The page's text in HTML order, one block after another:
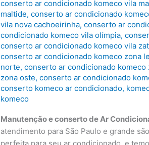
conserto ar condicionado komeco vila
maltide,conserto ar condicionado
vila nova cachoeirinha,conserto ar
condicionado komeco vila olímpia,
conserto ar condicionado komeco vila
conserto ar condicionado komeco zona
norte,conserto ar condicionado komeco
zona oste,conserto ar condicionado
conserto komeco ar condicionado,
komeco
Manutenção e conserto de Ar
atendimento para São Paulo e grande